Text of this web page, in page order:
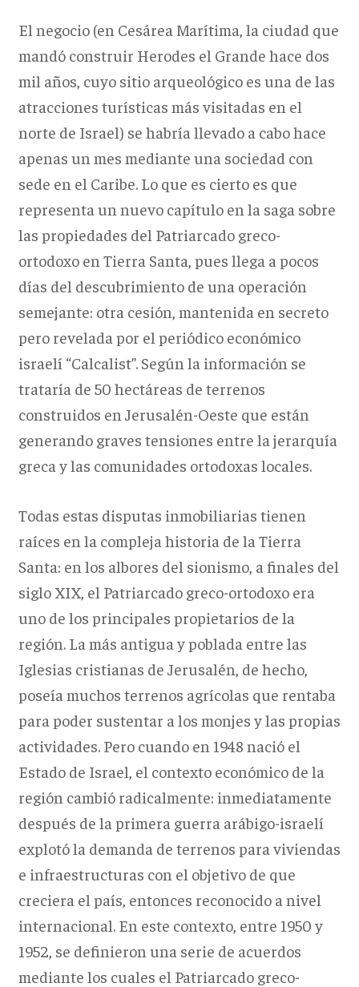
El negocio (en Cesárea Marítima, la ciudad que
mandó construir Herodes el Grande hace dos
mil años, cuyo sitio arqueológico es una de las
atracciones turísticas más visitadas en el
norte de Israel) se habría llevado a cabo hace
apenas un mes mediante una sociedad con
sede en el Caribe. Lo que es cierto es que
representa un nuevo capítulo en la saga sobre
las propiedades del Patriarcado greco-
ortodoxo en Tierra Santa, pues llega a pocos
días del descubrimiento de una operación
semejante: otra cesión, mantenida en secreto
pero revelada por el periódico económico
israelí “Calcalist”. Según la información se
trataría de 50 hectáreas de terrenos
construidos en Jerusalén-Oeste que están
generando graves tensiones entre la jerarquía
greca y las comunidades ortodoxas locales.
Todas estas disputas inmobiliarias tienen
raíces en la compleja historia de la Tierra
Santa: en los albores del sionismo, a finales del
siglo XIX, el Patriarcado greco-ortodoxo era
uno de los principales propietarios de la
región. La más antigua y poblada entre las
Iglesias cristianas de Jerusalén, de hecho,
poseía muchos terrenos agrícolas que rentaba
para poder sustentar a los monjes y las propias
actividades. Pero cuando en 1948 nació el
Estado de Israel, el contexto económico de la
región cambió radicalmente: inmediatamente
después de la primera guerra arábigo-israelí
explotó la demanda de terrenos para viviendas
e infraestructuras con el objetivo de que
creciera el país, entonces reconocido a nivel
internacional. En este contexto, entre 1950 y
1952, se definieron una serie de acuerdos
mediante los cuales el Patriarcado greco-